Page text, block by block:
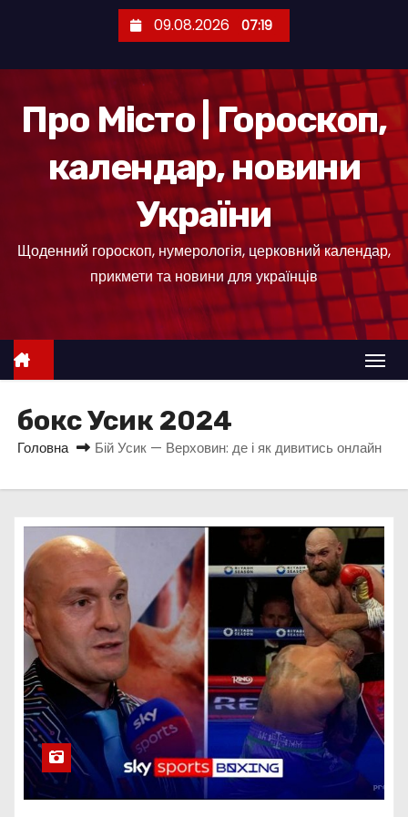
е
09.08.2026 07:19
Про Місто | Гороскоп,
календар, новини
України
Щоденний гороскоп, нумерологія, церковний календар,
прикмети та новини для українців
бокс Усик 2024
Головна Бій Усик — Верховин: де і як дивитись онлайн